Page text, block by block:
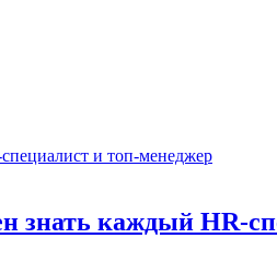
знать каждый HR-